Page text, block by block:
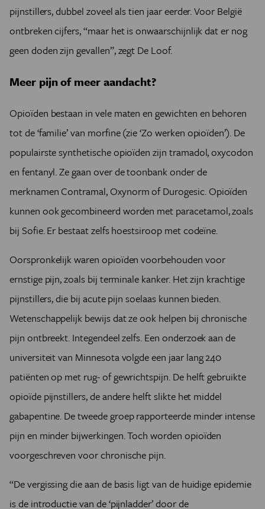
pijnstillers, dubbel zoveel als tien jaar eerder. Voor België
ontbreken cijfers, “maar het is onwaarschijnlijk dat er nog
geen doden zijn gevallen”, zegt De Loof.
Meer pijn of meer aandacht?
Opioïden bestaan in vele maten en gewichten en behoren
tot de ‘familie’ van morfine (zie ‘Zo werken opioïden’). De
populairste synthetische opioïden zijn tramadol, oxycodon
en fentanyl. Ze gaan over de toonbank onder de
merknamen Contramal, Oxynorm of Durogesic. Opioïden
kunnen ook gecombineerd worden met paracetamol, zoals
bij Sofie. Er bestaat zelfs hoestsiroop met codeïne.
Oorspronkelijk waren opioïden voorbehouden voor
ernstige pijn, zoals bij terminale kanker. Het zijn krachtige
pijnstillers, die bij acute pijn soelaas kunnen bieden.
Wetenschappelijk bewijs dat ze ook helpen bij chronische
pijn ontbreekt. Integendeel zelfs. Een onderzoek aan de
universiteit van Minnesota volgde een jaar lang 240
patiënten op met rug- of gewrichtspijn. De helft gebruikte
opioïde pijnstillers, de a­ndere helft slikte het middel
gabapentine. De tweede groep rapporteerde minder intense
pijn en minder bijwerkingen. Toch worden opioïden
voorgeschreven voor chronische pijn.
“De vergissing die aan de basis ligt van de huidige epidemie
is de introductie van de ‘pijnladder’ door de